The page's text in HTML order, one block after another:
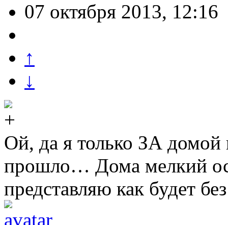
07 октября 2013, 12:16
↑
↓
Ой, да я только ЗА домой
прошло… Дома мелкий
представляю как будет